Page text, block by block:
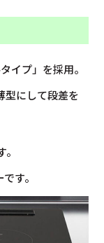
イプ」を採用。
型にして段差を
す。